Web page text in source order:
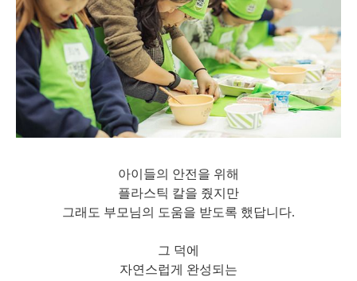
아이들의 안전을 위해
플라스틱 칼을 줬지만
그래도 부모님의 도움을 받도록 했답니다.
그 덕에
자연스럽게 완성되는